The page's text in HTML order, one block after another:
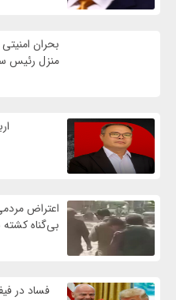
بحران
منزل رئیس
اعتراض
بی‌گناه
فساد در